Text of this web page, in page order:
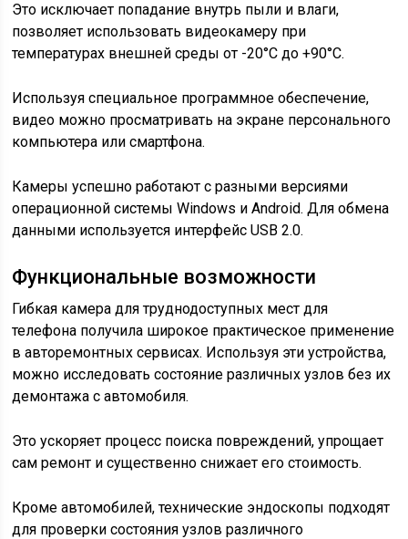
Это исключает попадание внутрь пыли и влаги,
позволяет использовать видеокамеру при
температурах внешней среды от -20°С до +90°С.
Используя специальное программное обеспечение,
видео можно просматривать на экране персонального
компьютера или смартфона.
Камеры успешно работают с разными версиями
операционной системы Windows и Android. Для обмена
данными используется интерфейс USB 2.0.
Функциональные возможности
Гибкая камера для труднодоступных мест для
телефона получила широкое практическое применение
в авторемонтных сервисах. Используя эти устройства,
можно исследовать состояние различных узлов без их
демонтажа с автомобиля.
Это ускоряет процесс поиска повреждений, упрощает
сам ремонт и существенно снижает его стоимость.
Кроме автомобилей, технические эндоскопы подходят
для проверки состояния узлов различного